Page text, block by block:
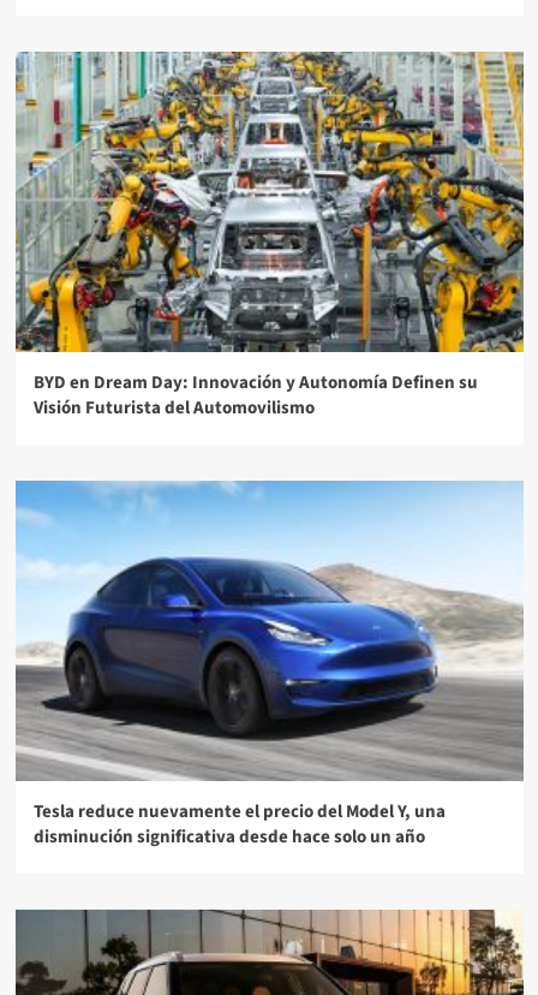
BYD en Dream Day: Innovación y Autonomía Definen su
Visión Futurista del Automovilismo
Tesla reduce nuevamente el precio del Model Y, una
disminución significativa desde hace solo un año